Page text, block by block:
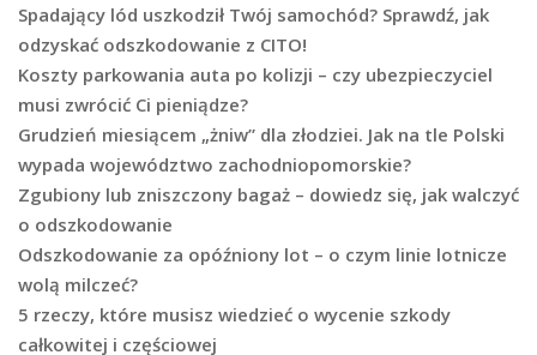
Spadający lód uszkodził Twój samochód? Sprawdź, jak
odzyskać odszkodowanie z CITO!
Koszty parkowania auta po kolizji – czy ubezpieczyciel
musi zwrócić Ci pieniądze?
Grudzień miesiącem „żniw” dla złodziei. Jak na tle Polski
wypada województwo zachodniopomorskie?
Zgubiony lub zniszczony bagaż – dowiedz się, jak walczyć
o odszkodowanie
Odszkodowanie za opóźniony lot – o czym linie lotnicze
wolą milczeć?
5 rzeczy, które musisz wiedzieć o wycenie szkody
całkowitej i częściowej